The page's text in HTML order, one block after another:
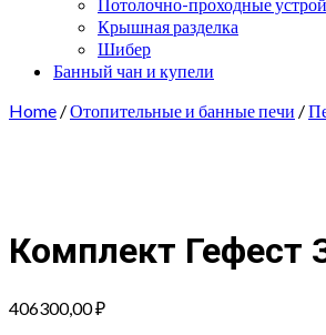
Крышная разделка
Шибер
Банный чан и купели
Home /Отопительные и банные печи /
Комплект Гефест
406300,00₽